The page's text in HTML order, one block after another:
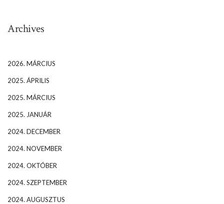
Archives
2026. MÁRCIUS
2025. ÁPRILIS
2025. MÁRCIUS
2025. JANUÁR
2024. DECEMBER
2024. NOVEMBER
2024. OKTÓBER
2024. SZEPTEMBER
2024. AUGUSZTUS